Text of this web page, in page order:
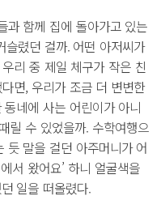
과 함께 집에 돌아가고 있는
렸던 걸까. 어떤 아저씨가
리 중 제일 체구가 작은 친
면, 우리가 조금 더 변변한
네에 사는 어린이가 아니
릴 수 있었을까. 수학여행으
듯 말을 걸던 아주머니가 어
서 왔어요’ 하니 얼굴색을
일을 떠올렸다.